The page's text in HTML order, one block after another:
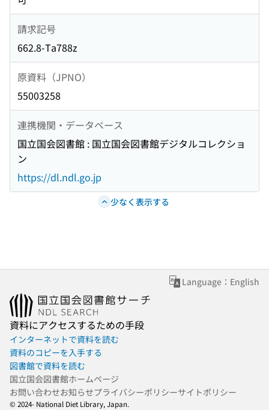
請求記号
662.8-Ta788z
原資料（JPNO）
55003258
連携機関・データベース
国立国会図書館 : 国立国会図書館デジタルコレクショ
ン
https://dl.ndl.go.jp
少なく表示する
Language：English
資料にアクセスするための手段
インターネットで資料を読む
資料のコピーを入手する
図書館で資料を読む
国立国会図書館ホームページ
お問い合わせお知らせプライバシーポリシーサイトポリシー
© 2024- National Diet Library, Japan.